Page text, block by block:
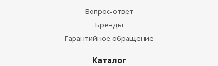
Вопрос-ответ
Бренды
Гарантийное обращение
Каталог